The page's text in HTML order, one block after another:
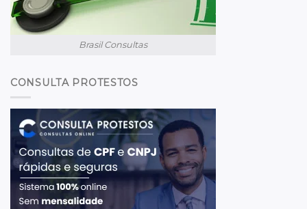
Brasil Consultas
CONSULTA PROTESTOS